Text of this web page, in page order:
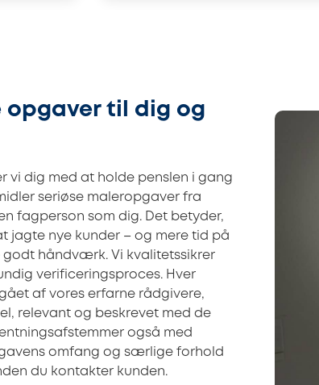
opgaver til dig og
vi dig med at holde penslen i gang
seriøse maleropgaver fra
fagperson som dig. Det betyder,
jagte nye kunder – og mere tid på
godt håndværk. Vi kvalitetssikrer
verificeringsproces. Hver
af vores erfarne rådgivere,
relevant og beskrevet med de
også med
omfang og særlige forhold
du kontakter kunden.